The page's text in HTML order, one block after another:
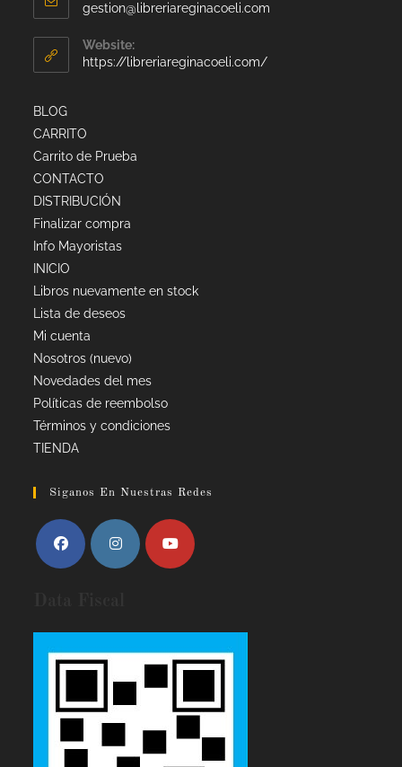
gestion@libreriareginacoeli.com
Website:
https://libreriareginacoeli.com/
BLOG
CARRITO
Carrito de Prueba
CONTACTO
DISTRIBUCIÓN
Finalizar compra
Info Mayoristas
INICIO
Libros nuevamente en stock
Lista de deseos
Mi cuenta
Nosotros (nuevo)
Novedades del mes
Políticas de reembolso
Términos y condiciones
TIENDA
Siganos En Nuestras Redes